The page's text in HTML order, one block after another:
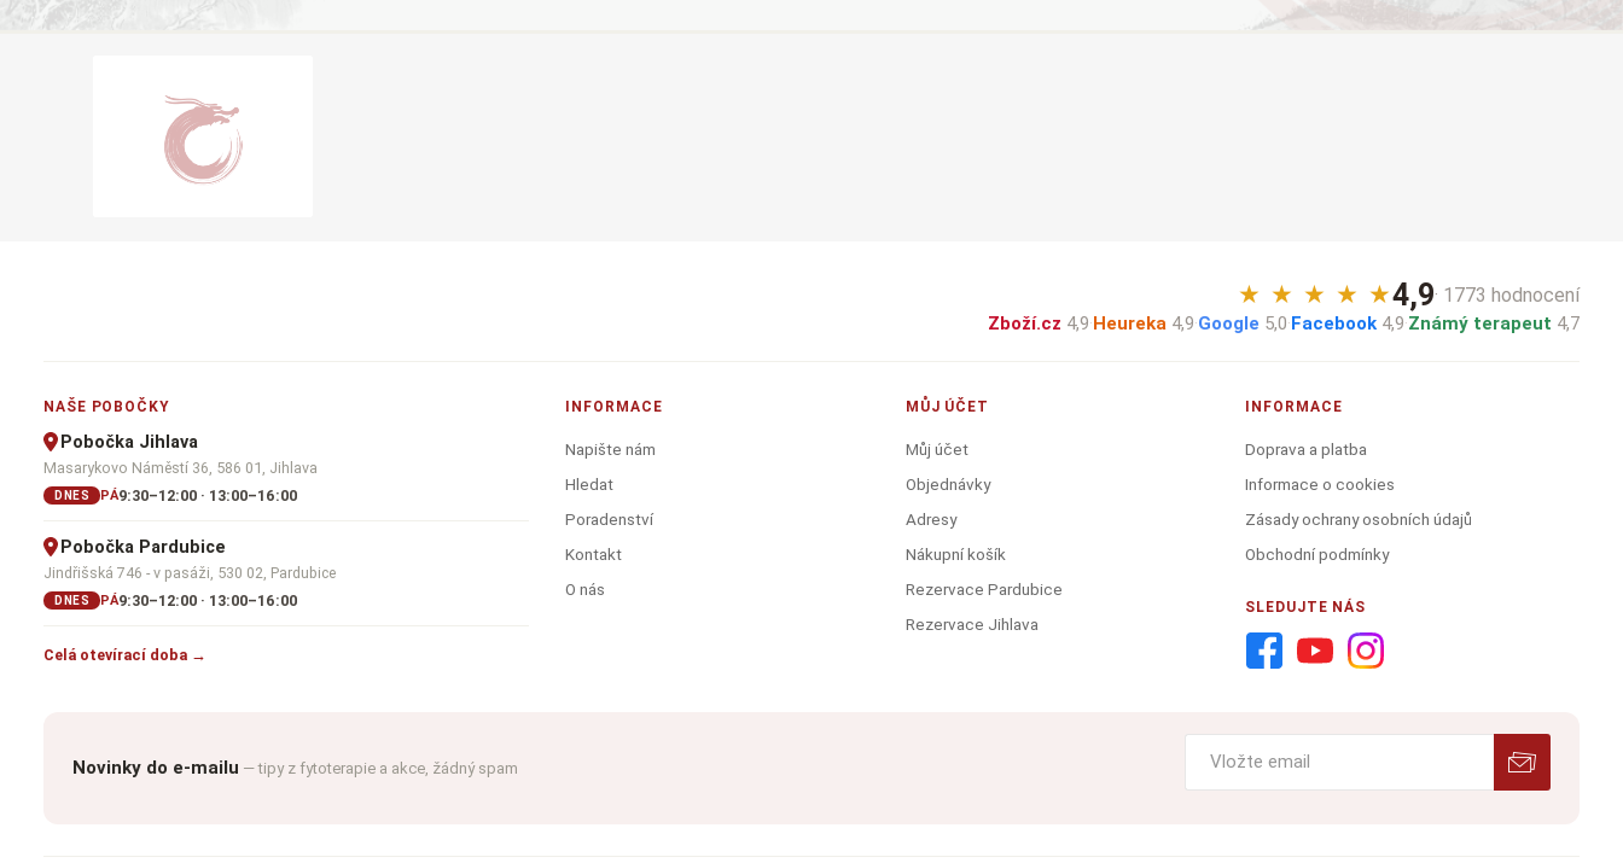
★ ★ ★ ★ ★4,9· 1773 hodnocení
Zboží.cz 4,9·Heureka 4,9·Google 5,0·Facebook 4,9·Známý terapeut 4,7
NAŠE POBOČKY
Pobočka Jihlava
Masarykovo Náměstí 36, 586 01, Jihlava
DNES PÁ9:30–12:00 · 13:00–16:00
Pobočka Pardubice
Jindřišská 746 - v pasáži, 530 02, Pardubice
DNES PÁ9:30–12:00 · 13:00–16:00
Celá otevírací doba →
INFORMACE
Napište nám
Hledat
Poradenství
Kontakt
O nás
MŮJ ÚČET
Můj účet
Objednávky
Adresy
Nákupní košík
Rezervace Pardubice
Rezervace Jihlava
INFORMACE
Doprava a platba
Informace o cookies
Zásady ochrany osobních údajů
Obchodní podmínky
SLEDUJTE NÁS
Novinky do e-mailu — tipy z fytoterapie a akce, žádný spam